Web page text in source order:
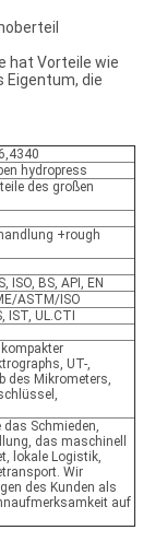
hat Vorteile wie
Eigentum, die
hydropress
des großen
+rough
ISO, BS, API, EN
ASTM/ISO
IST, UL.CTI
UT-,
des Mikrometers,
Schmieden,
das maschinell
lokale Logistik,
Wir
des Kunden als
auf